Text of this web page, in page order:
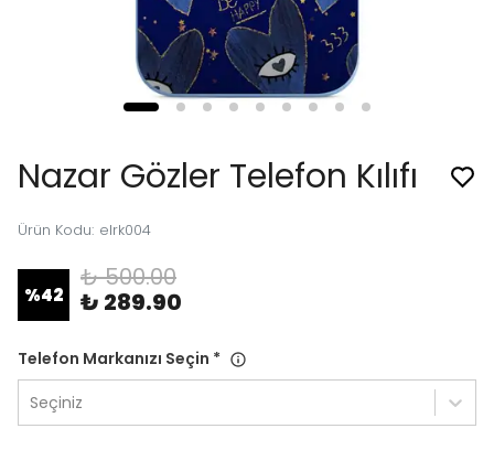
Nazar Gözler Telefon Kılıfı
Ürün Kodu: elrk004
%42
₺ 500.00
₺ 289.90
Telefon Markanızı Seçin *
Seçiniz